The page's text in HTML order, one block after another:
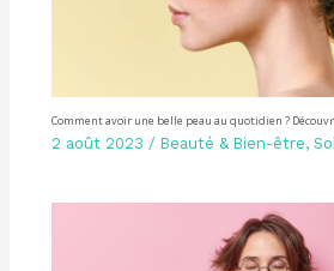
Comment avoir une belle peau au quotidien ?
2 août 2023 / Beauté & Bien-être,